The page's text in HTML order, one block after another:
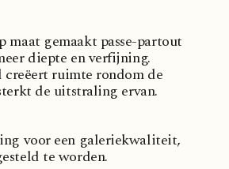
maat gemaakt passe-partout
diepte en verfijning.
ruimte rondom de
de uitstraling ervan.
voor een galeriekwaliteit,
te worden.